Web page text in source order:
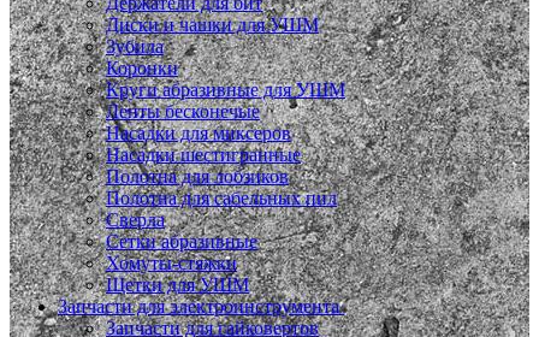
Диски и чашки для УШМ
Зубила
Коронки
Круги абразивные для УШМ
Ленты бесконечые
Насадки для миксеров
Насадки шестигранные
Полотна для лобзиков
Полотна для сабельных пил
Сверла
Сетки абразивные
Хомуты-стяжки
Щетки для УШМ
Запчасти для электроинструмента
Запчасти для гайковертов